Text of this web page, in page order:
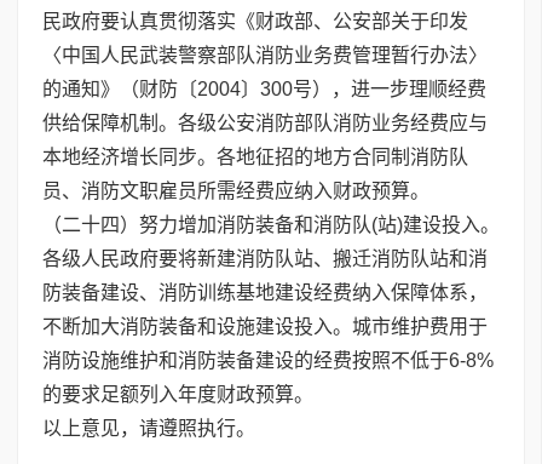
民政府要认真贯彻落实《财政部、公安部关于印发
〈中国人民武装警察部队消防业务费管理暂行办法〉
的通知》（财防〔2004〕300号），进一步理顺经费
供给保障机制。各级公安消防部队消防业务经费应与
本地经济增长同步。各地征招的地方合同制消防队
员、消防文职雇员所需经费应纳入财政预算。
（二十四）努力增加消防装备和消防队(站)建设投入。
各级人民政府要将新建消防队站、搬迁消防队站和消
防装备建设、消防训练基地建设经费纳入保障体系，
不断加大消防装备和设施建设投入。城市维护费用于
消防设施维护和消防装备建设的经费按照不低于6-8%
的要求足额列入年度财政预算。
以上意见，请遵照执行。